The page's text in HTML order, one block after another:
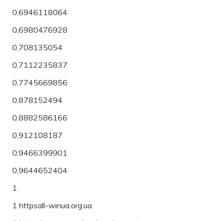
0,6946118064
0,6980476928
0,708135054
0,7112235837
0,7745669856
0,878152494
0,8882586166
0,912108187
0,9466399901
0,9644652404
1
1 httpsall-winua.org.ua